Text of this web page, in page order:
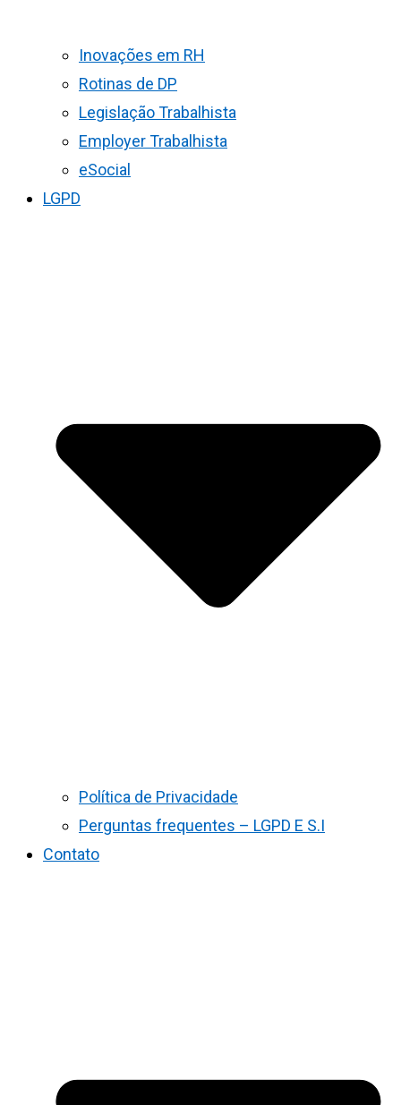
Inovações em RH
Rotinas de DP
Legislação Trabalhista
Employer Trabalhista
eSocial
LGPD
Política de Privacidade
Perguntas frequentes – LGPD E S.I
Contato